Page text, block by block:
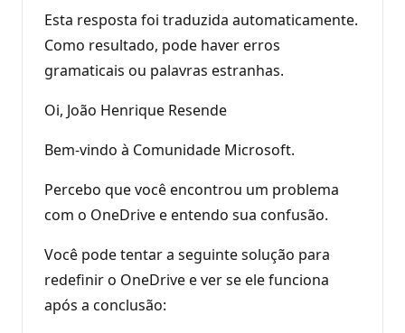
Esta resposta foi traduzida automaticamente.
Como resultado, pode haver erros
gramaticais ou palavras estranhas.
Oi, João Henrique Resende
Bem-vindo à Comunidade Microsoft.
Percebo que você encontrou um problema
com o OneDrive e entendo sua confusão.
Você pode tentar a seguinte solução para
redefinir o OneDrive e ver se ele funciona
após a conclusão: